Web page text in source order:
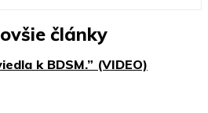
články
k BDSM.” (VIDEO)